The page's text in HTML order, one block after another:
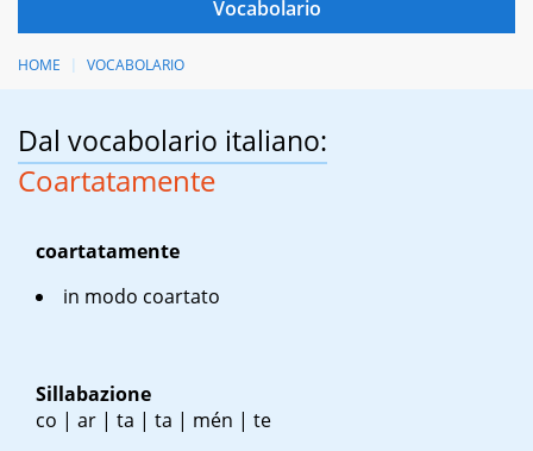
HOME VOCABOLARIO
Dal vocabolario italiano:
Coartatamente
coartatamente
in modo coartato
Sillabazione
co | ar | ta | ta | mén | te